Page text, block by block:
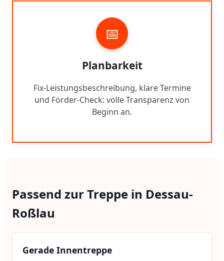
📅
Planbarkeit
Fix-Leistungsbeschreibung, klare Termine
und Förder-Check: volle Transparenz von
Beginn an.
Passend zur Treppe in Dessau-
Roßlau
Gerade Innentreppe